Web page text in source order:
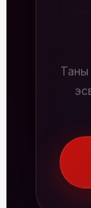
Таны